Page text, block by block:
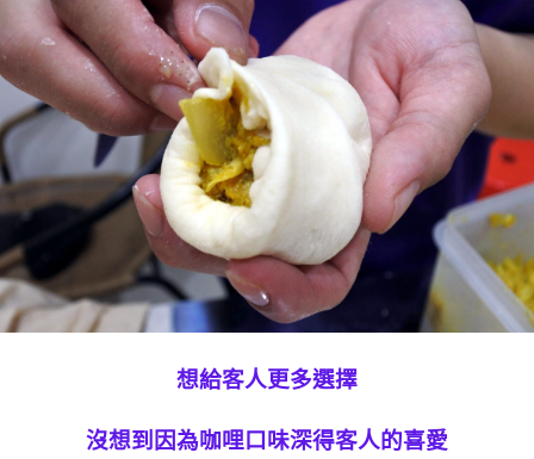
想給客人更多選擇
沒想到因為咖哩口味深得客人的喜愛